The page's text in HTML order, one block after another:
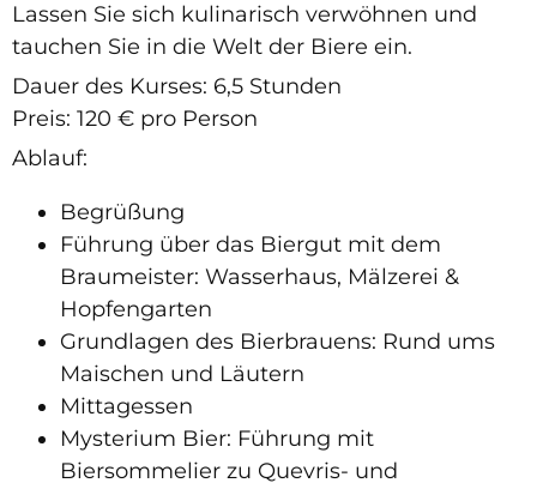
Lassen Sie sich kulinarisch verwöhnen und
tauchen Sie in die Welt der Biere ein.
Dauer des Kurses: 6,5 Stunden
Preis: 120 € pro Person
Ablauf:
Begrüßung
Führung über das Biergut mit dem
Braumeister: Wasserhaus, Mälzerei &
Hopfengarten
Grundlagen des Bierbrauens: Rund ums
Maischen und Läutern
Mittagessen
Mysterium Bier: Führung mit
Biersommelier zu Quevris- und